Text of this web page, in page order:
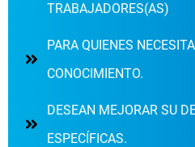
TRABAJADORES(AS)
PARA QUIENES
CONOCIMIENTO.
DESEAN MEJORAR SU
ESPECÍFICAS.